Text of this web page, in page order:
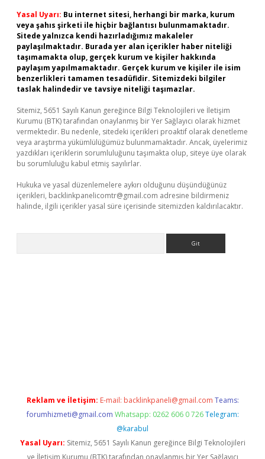
Yasal Uyarı: Bu internet sitesi, herhangi bir marka, kurum
veya şahıs şirketi ile hiçbir bağlantısı bulunmamaktadır.
Sitede yalnızca kendi hazırladığımız makaleler
paylaşılmaktadır. Burada yer alan içerikler haber niteliği
taşımamakta olup, gerçek kurum ve kişiler hakkında
paylaşım yapılmamaktadır. Gerçek kurum ve kişiler ile isim
benzerlikleri tamamen tesadüfidir. Sitemizdeki bilgiler
taslak halindedir ve tavsiye niteliği taşımazlar.
Sitemiz, 5651 Sayılı Kanun gereğince Bilgi Teknolojileri ve İletişim
Kurumu (BTK) tarafından onaylanmış bir Yer Sağlayıcı olarak hizmet
vermektedir. Bu nedenle, sitedeki içerikleri proaktif olarak denetleme
veya araştırma yükümlülüğümüz bulunmamaktadır. Ancak, üyelerimiz
yazdıkları içeriklerin sorumluluğunu taşımakta olup, siteye üye olarak
bu sorumluluğu kabul etmiş sayılırlar.
Hukuka ve yasal düzenlemelere aykırı olduğunu düşündüğünüz
içerikleri, backlinkpanelicomtr@gmail.com adresine bildirmeniz
halinde, ilgili içerikler yasal süre içerisinde sitemizden kaldırılacaktır.
Reklam ve İletişim: E-mail: backlinkpaneli@gmail.com Teams:
forumhizmeti@gmail.com Whatsapp: 0262 606 0 726 Telegram:
@karabul
Yasal Uyarı: Sitemiz, 5651 Sayılı Kanun gereğince Bilgi Teknolojileri
ve İletişim Kurumu (BTK) tarafından onaylanmış bir Yer Sağlayıcı